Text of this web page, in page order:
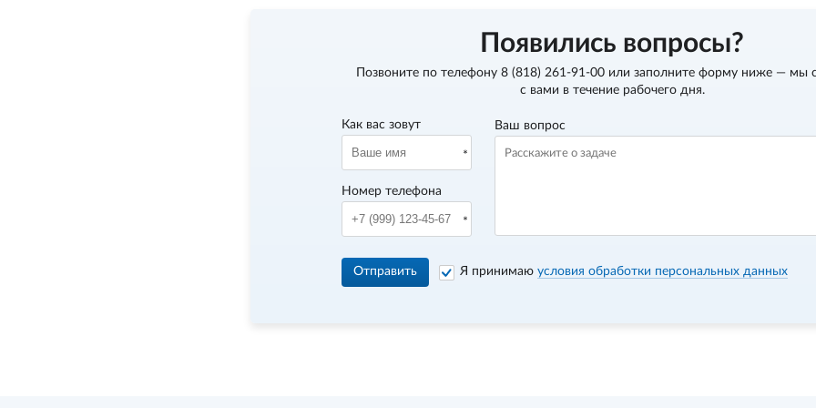
Появились вопросы?
Позвоните по телефону 8 (818) 261-91-00или заполните форму ниже — мы
с вами в течение рабочего дня.
Как вас зовут
Номер телефона
Ваш вопрос
Отправить Я принимаю условия обработки персональных данных